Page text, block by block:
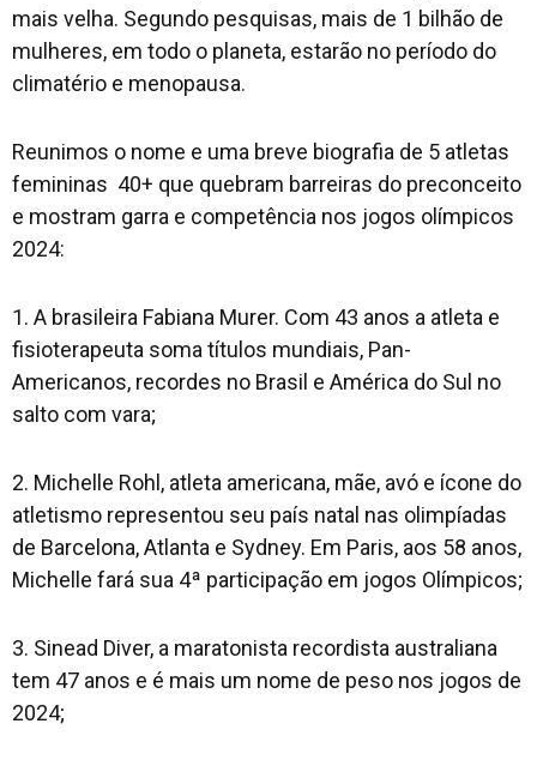
mais velha. Segundo pesquisas, mais de 1 bilhão de
mulheres, em todo o planeta, estarão no período do
climatério e menopausa.
Reunimos o nome e uma breve biografia de 5 atletas
femininas 40+ que quebram barreiras do preconceito
e mostram garra e competência nos jogos olímpicos
2024:
1. A brasileira Fabiana Murer. Com 43 anos a atleta e
fisioterapeuta soma títulos mundiais, Pan-
Americanos, recordes no Brasil e América do Sul no
salto com vara;
2. Michelle Rohl, atleta americana, mãe, avó e ícone do
atletismo representou seu país natal nas olimpíadas
de Barcelona, Atlanta e Sydney. Em Paris, aos 58 anos,
Michelle fará sua 4ª participação em jogos Olímpicos;
3. Sinead Diver, a maratonista recordista australiana
tem 47 anos e é mais um nome de peso nos jogos de
2024;